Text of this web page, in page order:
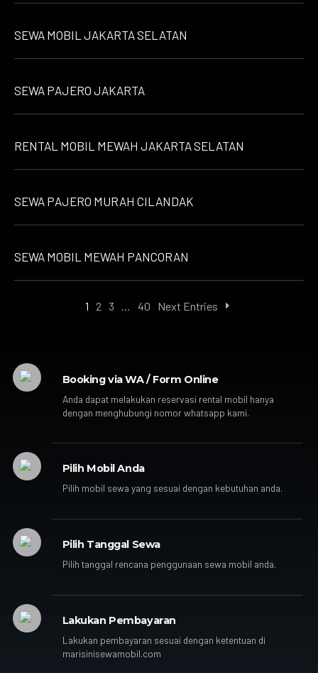
SEWA MOBIL JAKARTA SELATAN
SEWA PAJERO JAKARTA
RENTAL MOBIL MEWAH JAKARTA SELATAN
SEWA PAJERO MURAH CILANDAK
SEWA MOBIL MEWAH PANCORAN
1 2 3 40 Next Entries
Booking via WA / Form Online
Anda dapat melakukan reservasi rental mobil hanya
dengan menghubungi nomor whatsapp kami.
Pilih Mobil Anda
Pilih mobil sewa yang sesuai dengan kebutuhan anda.
Pilih Tanggal Sewa
Pilih tanggal rencana penggunaan sewa mobil anda.
Lakukan Pembayaran
Lakukan pembayaran sesuai dengan ketentuan di
marisinisewamobil.com